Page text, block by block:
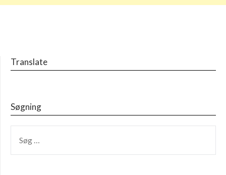
Translate
Søgning
EFTER: